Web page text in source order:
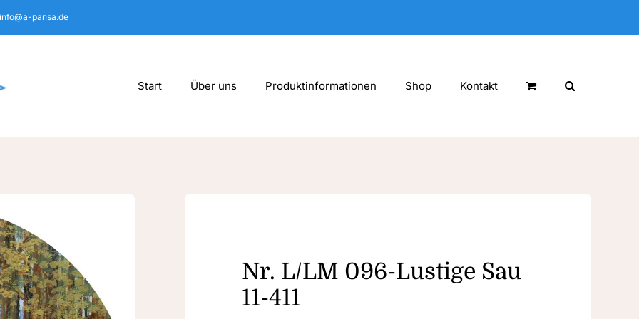
info@a-pansa.de
Start Über uns Produktinformationen Shop Kontakt
Nr. L/LM 096-Lustige Sau
11-411